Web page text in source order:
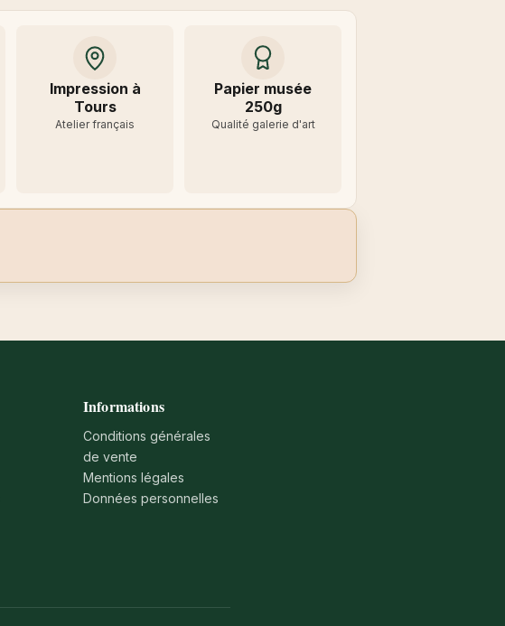
Impression à
Tours
Atelier français
Papier musée
250g
Qualité galerie d'art
Informations
Conditions générales
de vente
Mentions légales
Données personnelles